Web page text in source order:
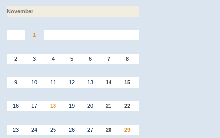
November
1
2 3 4 5 6 7 8
9 10 11 12 13 14 15
16 17 18 19 20 21 22
23 24 25 26 27 28 29